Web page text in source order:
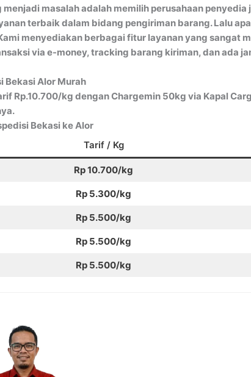
masalah adalah memilih perusahaan penyedia
terbaik dalam bidang pengiriman barang. Lalu
menyediakan berbagai fitur layanan yang sangat
via e-money, tracking barang kiriman, dan ada
Bekasi Alor Murah
Rp.10.700/kg dengan Chargemin 50kg via Kapal
Bekasi ke Alor
Tarif / Kg
Rp 10.700/kg
Rp 5.300/kg
Rp 5.500/kg
Rp 5.500/kg
Rp 5.500/kg